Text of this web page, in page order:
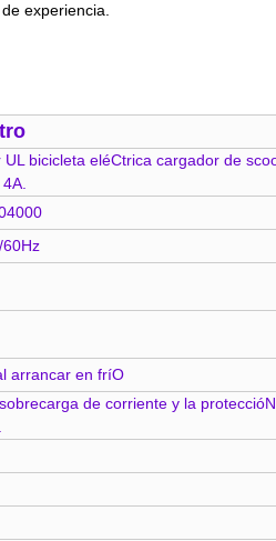
experiencia.
bicicleta eléCtrica cargador de
60Hz
arrancar en fríO
de corriente y la